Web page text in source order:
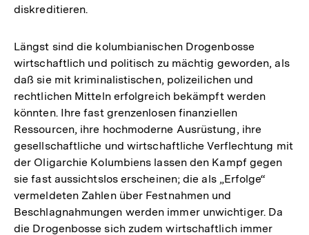
diskreditieren.
Längst sind die kolumbianischen Drogenbosse
wirtschaftlich und politisch zu mächtig geworden, als
daß sie mit kriminalistischen, polizeilichen und
rechtlichen Mitteln erfolgreich bekämpft werden
könnten. Ihre fast grenzenlosen finanziellen
Ressourcen, ihre hochmoderne Ausrüstung, ihre
gesellschaftliche und wirtschaftliche Verflechtung mit
der Oligarchie Kolumbiens lassen den Kampf gegen
sie fast aussichtslos erscheinen; die als „Erfolge“
vermeldeten Zahlen über Festnahmen und
Beschlagnahmungen werden immer unwichtiger. Da
die Drogenbosse sich zudem wirtschaftlich immer